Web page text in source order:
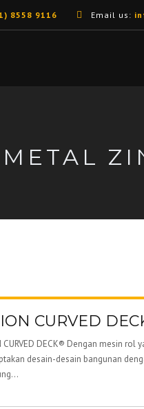
8558 9116 Email us:
CURVED
CURVED DECK® Dengan mesin
desain-desain bangunan